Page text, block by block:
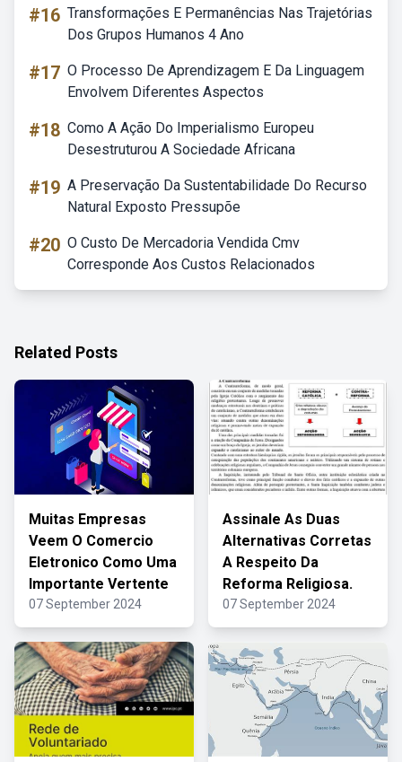
#16 Transformações E Permanências Nas Trajetórias
Dos Grupos Humanos 4 Ano
#17 O Processo De Aprendizagem E Da Linguagem
Envolvem Diferentes Aspectos
#18 Como A Ação Do Imperialismo Europeu
Desestruturou A Sociedade Africana
#19 A Preservação Da Sustentabilidade Do Recurso
Natural Exposto Pressupõe
#20 O Custo De Mercadoria Vendida Cmv
Corresponde Aos Custos Relacionados
Related Posts
Muitas Empresas
Veem O Comercio
Eletronico Como Uma
Importante Vertente
07 September 2024
Assinale As Duas
Alternativas Corretas
A Respeito Da
Reforma Religiosa.
07 September 2024